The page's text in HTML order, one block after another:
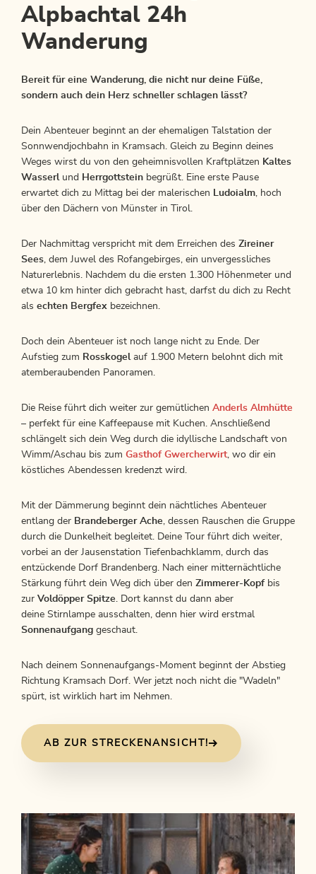
Alpbachtal 24h
Wanderung
Bereit für eine Wanderung, die nicht nur deine Füße,
sondern auch dein Herz schneller schlagen lässt?
Dein Abenteuer beginnt an der ehemaligen Talstation der
Sonnwendjochbahn in Kramsach. Gleich zu Beginn deines
Weges wirst du von den geheimnisvollen Kraftplätzen Kaltes
Wasserl und Herrgottstein begrüßt. Eine erste Pause
erwartet dich zu Mittag bei der malerischen
Ludoialm , hoch
über den Dächern von Münster in Tirol.
Der Nachmittag verspricht mit dem Erreichen des Zireiner
Sees , dem Juwel des Rofangebirges, ein unvergessliches
Naturerlebnis. Nachdem du die ersten 1.300 Höhenmeter und
etwa 10 km hinter dich gebracht hast, darfst du dich zu Recht
als echten Bergfex bezeichnen.
Doch dein Abenteuer ist noch lange nicht zu Ende. Der
Aufstieg zum Rosskogel auf 1.900 Metern belohnt dich mit
atemberaubenden Panoramen.
Die Reise führt dich weiter zur gemütlichen Anderls Almhütte
– perfekt für eine Kaffeepause mit Kuchen. Anschließend
schlängelt sich dein Weg durch die idyllische Landschaft von
Wimm/Aschau bis zum Gasthof Gwercherwirt, wo dir ein
köstliches Abendessen kredenzt wird.
Mit der Dämmerung beginnt dein nächtliches Abenteuer
entlang der Brandeberger Ache , dessen Rauschen die Gruppe
durch die Dunkelheit begleitet. Deine Tour führt dich weiter,
vorbei an der Jausenstation Tiefenbachklamm, durch das
entzückende Dorf Brandenberg. Nach einer mitternächtliche
Stärkung führt dein Weg dich über den Zimmerer-Kopfbis
zur Voldöpper Spitze . Dort kannst du dann aber
deine Stirnlampe ausschalten, denn hier wird erstmal
Sonnenaufgang geschaut.
Nach deinem Sonnenaufgangs-Moment beginnt der Abstieg
Richtung Kramsach Dorf. Wer jetzt noch nicht die "Wadeln"
spürt, ist wirklich hart im Nehmen.
AB ZUR STRECKENANSICHT!